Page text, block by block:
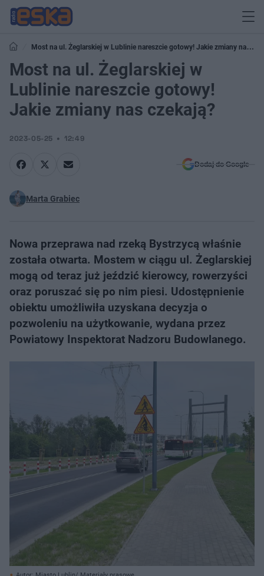
Most na ul. Żeglarskiej w Lublinie nareszcie gotowy! Jakie zmiany nas
czekają?
Most na ul. Żeglarskiej w
Lublinie nareszcie gotowy!
Jakie zmiany nas czekają?
2023-05-25 12:49
Dodaj do Google
Marta Grabiec
Nowa przeprawa nad rzeką Bystrzycą właśnie
została otwarta. Mostem w ciągu ul. Żeglarskiej
mogą od teraz już jeździć kierowcy, rowerzyści
oraz poruszać się po nim piesi. Udostępnienie
obiektu umożliwiła uzyskana decyzja o
pozwoleniu na użytkowanie, wydana przez
Powiatowy Inspektorat Nadzoru Budowlanego.